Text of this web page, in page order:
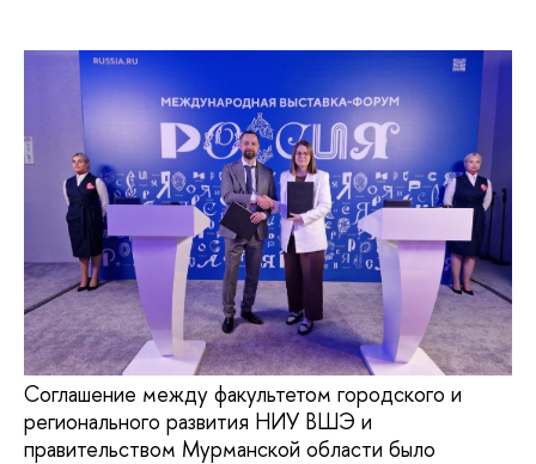
Соглашение между факультетом городского и
регионального развития НИУ ВШЭ и
правительством Мурманской области было